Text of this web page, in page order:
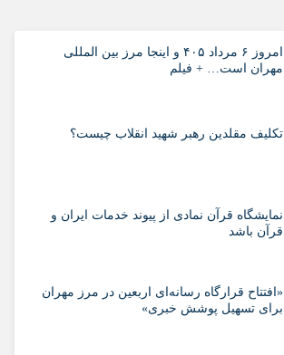
امروز ۶ مرداد ۴۰۵ و اینجا مرز بین المللی
مهران است… + فیلم
تکلیف مقلدین رهبر شهید انقلاب چیست؟
نمایشگاه قرآن نمادی از پیوند خدمات ایران و
قرآن باشد
«افتتاح قرارگاه رسانه‌ای اربعین در مرز مهران
برای تسهیل پوشش خبری»